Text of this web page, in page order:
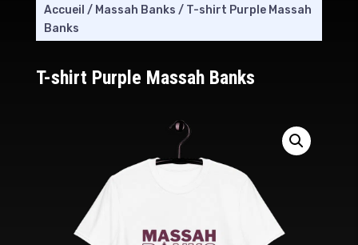
Accueil / Massah Banks / T-shirt Purple Massah
Banks
T-shirt Purple Massah Banks